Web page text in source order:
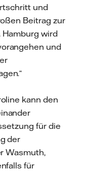
und
Beitrag zur
wird
und
kann den
für die
der
Wasmuth,
für